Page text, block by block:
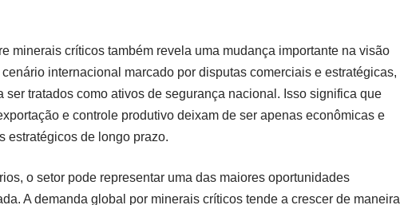
minerais críticos também revela uma mudança importante na visão
internacional marcado por disputas comerciais e estratégicas,
ser tratados como ativos de segurança nacional. Isso significa que
e controle produtivo deixam de ser apenas econômicas e
estratégicos de longo prazo.
o setor pode representar uma das maiores oportunidades
A demanda global por minerais críticos tende a crescer de maneira